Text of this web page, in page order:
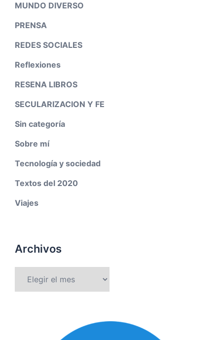
MUNDO DIVERSO
PRENSA
REDES SOCIALES
Reflexiones
RESENA LIBROS
SECULARIZACION Y FE
Sin categoría
Sobre mí
Tecnología y sociedad
Textos del 2020
Viajes
Archivos